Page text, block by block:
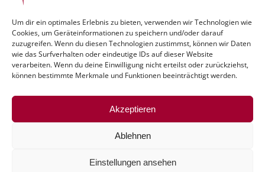
Um dir ein optimales Erlebnis zu bieten, verwenden wir Technologien wie
Cookies, um Geräteinformationen zu speichern und/oder darauf
zuzugreifen. Wenn du diesen Technologien zustimmst, können wir Daten
wie das Surfverhalten oder eindeutige IDs auf dieser Website
verarbeiten. Wenn du deine Einwilligung nicht erteilst oder zurückziehst,
können bestimmte Merkmale und Funktionen beeinträchtigt werden.
Akzeptieren
Ablehnen
Einstellungen ansehen
© Gesundheitszentrum Bauer | Website by
klank-media
bauer.de